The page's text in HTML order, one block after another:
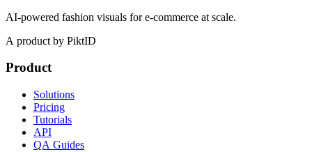
AI-powered fashion visuals for e-commerce at scale.
A product by PiktID
Product
Solutions
Pricing
Tutorials
API
QA Guides